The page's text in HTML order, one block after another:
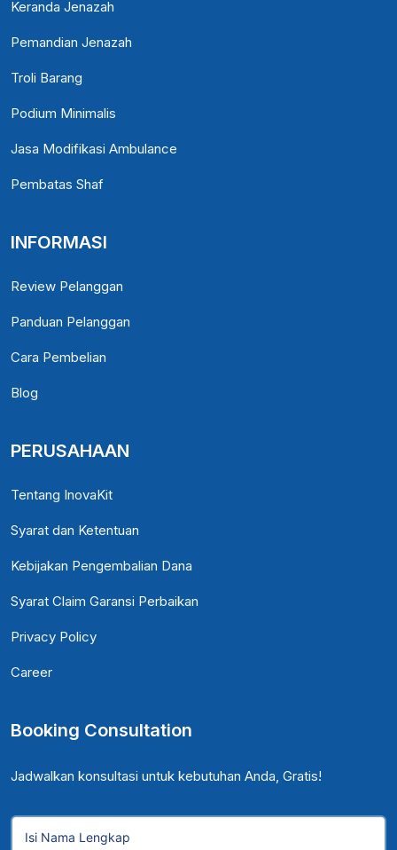
Keranda Jenazah
Pemandian Jenazah
Troli Barang
Podium Minimalis
Jasa Modifikasi Ambulance
Pembatas Shaf
INFORMASI
Review Pelanggan
Panduan Pelanggan
Cara Pembelian
Blog
PERUSAHAAN
Tentang InovaKit
Syarat dan Ketentuan
Kebijakan Pengembalian Dana
Syarat Claim Garansi Perbaikan
Privacy Policy
Career
Booking Consultation
Jadwalkan konsultasi untuk kebutuhan Anda, Gratis!